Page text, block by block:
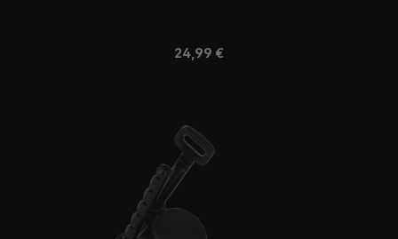
Regulärer Preis:
24,99 €